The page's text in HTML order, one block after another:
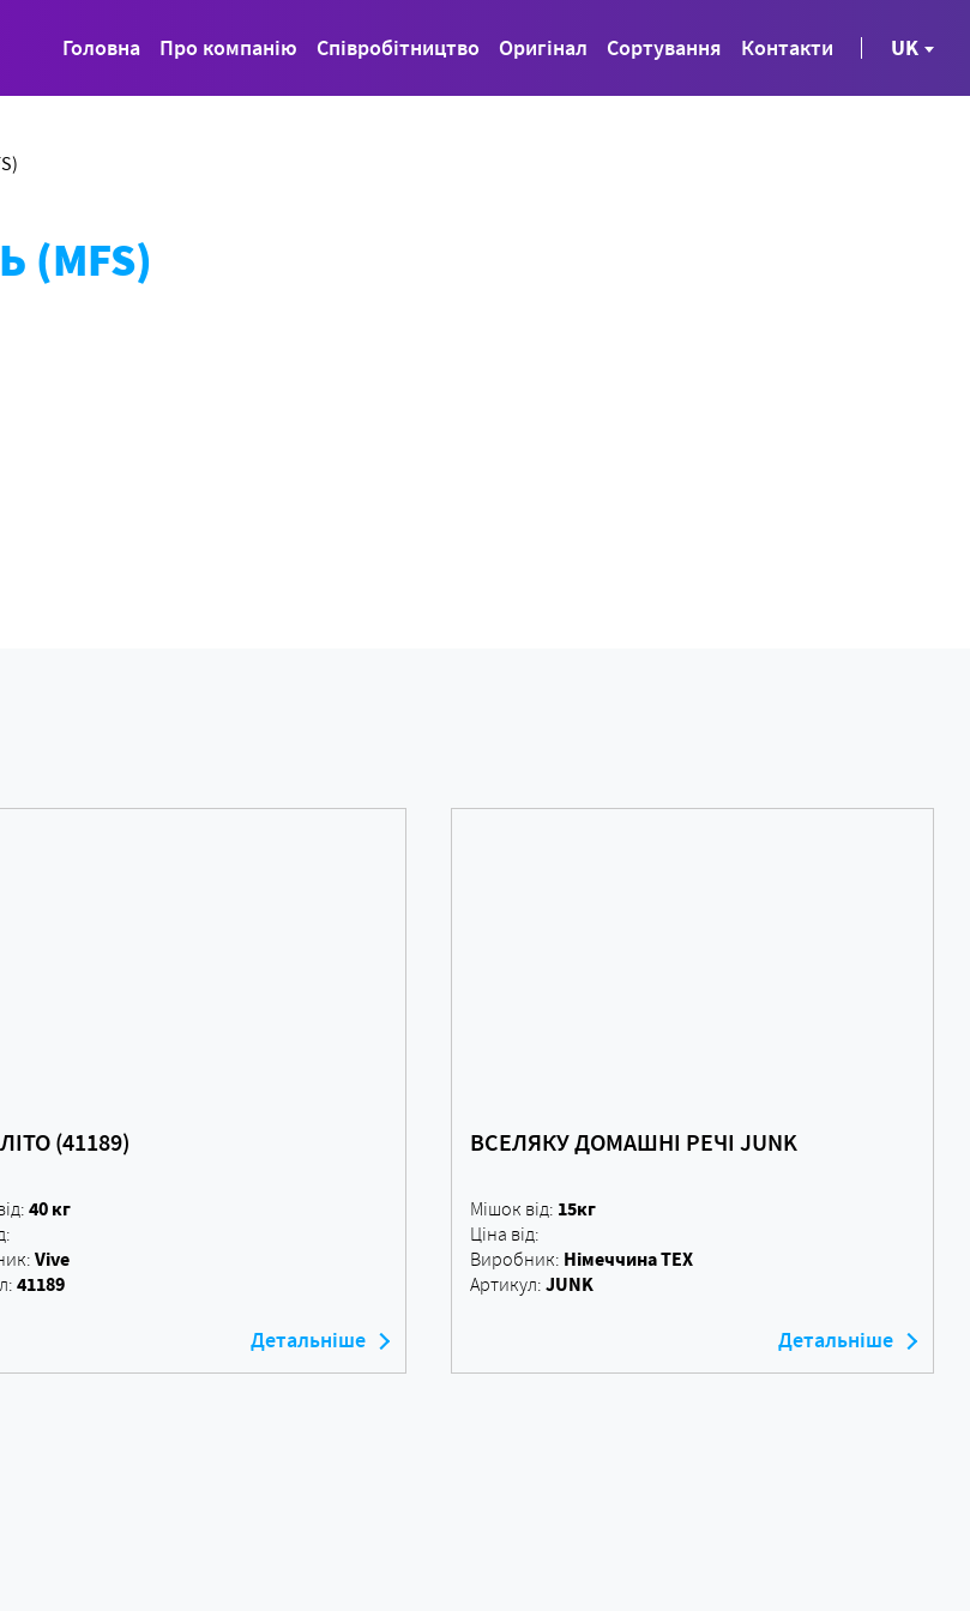
Головна Про компанію Співробітництво Оригінал Сортування Контакти UK
(MFS)
(41189)
40 кг
Vive
41189
Детальніше
ВСЕЛЯКУ ДОМАШНІ РЕЧІ JUNK
Мішок від: 15кг
Ціна від:
Виробник: Німеччина ТЕХ
Артикул: JUNK
Детальніше